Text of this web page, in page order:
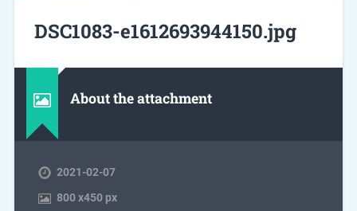
DSC1083-e1612693944150.jpg
About the attachment
2021-02-07
800x450 px